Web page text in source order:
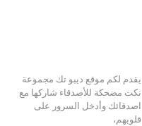
يقدم لكم موقع ديبو تك مجموعة
نكت مضحكة للأصدقاء شاركها مع
اصدقائك وأدخل السرور على
قلوبهم،